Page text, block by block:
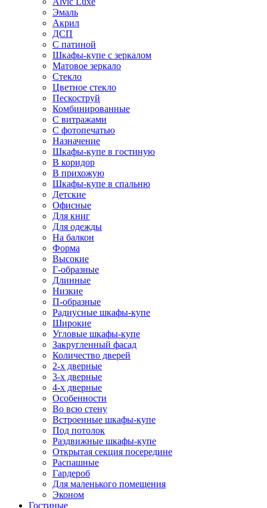
Эмаль
Акрил
ДСП
С патиной
Шкафы-купе с зеркалом
Матовое зеркало
Стекло
Цветное стекло
Пескоструй
Комбинированные
С витражами
С фотопечатью
Назначение
Шкафы-купе в гостиную
В коридор
В прихожую
Шкафы-купе в спальню
Детские
Офисные
Для книг
Для одежды
На балкон
Форма
Высокие
Г-образные
Длинные
Низкие
П-образные
Радиусные шкафы-купе
Широкие
Угловые шкафы-купе
Закругленный фасад
Количество дверей
2-х дверные
3-х дверные
4-х дверные
Особенности
Во всю стену
Встроенные шкафы-купе
Под потолок
Раздвижные шкафы-купе
Открытая секция посередине
Распашные
Гардероб
Для маленького помещения
Эконом
Гостиные